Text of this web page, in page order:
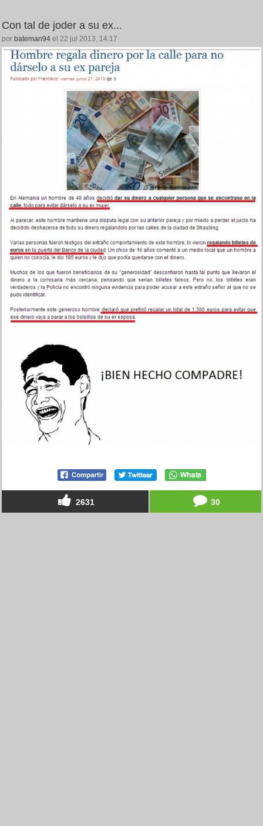
Con tal de joder a su ex...
por bateman94 el 22 jul 2013, 14:17
2631 30